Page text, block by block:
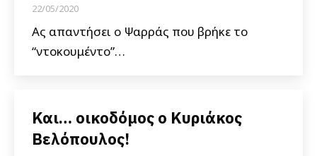
22/05/2020
Ας απαντήσει ο Ψαρράς που βρήκε το
“ντοκουμέντο”…
Και… οικοδόμος ο Κυριάκος
Βελόπουλος!